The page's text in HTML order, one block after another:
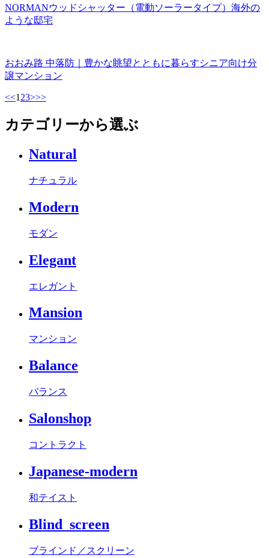
NORMANウッドシャッター（電動ソーラータイプ）海外の
ような邸宅
おおみ路 中落防｜豊かな眺望とともに暮らすシニア向け分
譲マンション
<<1 23>>>
カテゴリーから選ぶ
Natural
ナチュラル
Modern
モダン
Elegant
エレガント
Mansion
マンション
Balance
バランス
Salonshop
コントラクト
Japanese-modern
和テイスト
Blind_screen
ブラインド／スクリーン